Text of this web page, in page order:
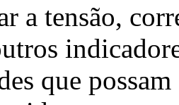
a tensão,
que